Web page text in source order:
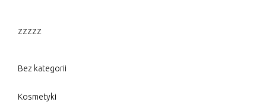
zzzzz
Bez kategorii
Kosmetyki